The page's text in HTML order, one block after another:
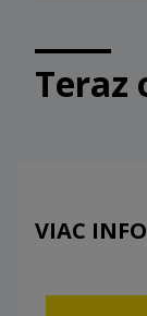
Teraz
VIAC